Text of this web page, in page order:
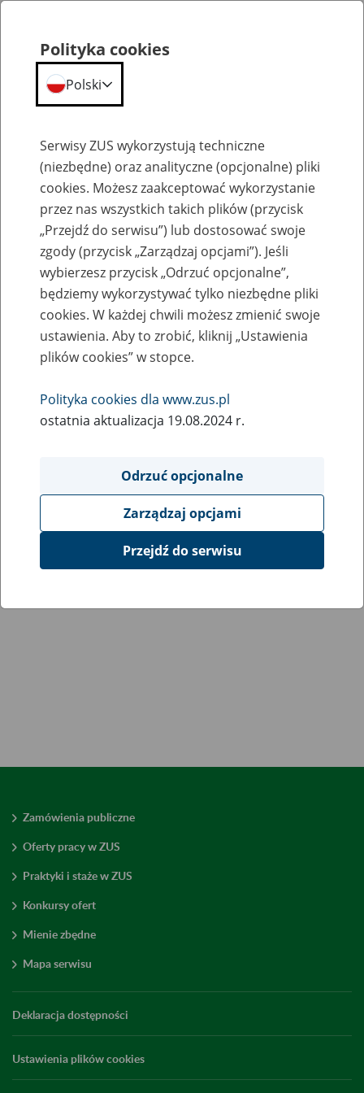
Kalendarium
Zamówienia publiczne
Oferty pracy w ZUS
Praktyki i staże w ZUS
Konkursy ofert
Mienie zbędne
Mapa serwisu
Deklaracja dostępności
Ustawienia plików cookies
Polityka cookies
Polski
Serwisy ZUS wykorzystują techniczne
(niezbędne) oraz analityczne (opcjonalne) pliki
cookies. Możesz zaakceptować wykorzystanie
przez nas wszystkich takich plików (przycisk
„Przejdź do serwisu”) lub dostosować swoje
zgody (przycisk „Zarządzaj opcjami”). Jeśli
wybierzesz przycisk „Odrzuć opcjonalne”,
będziemy wykorzystywać tylko niezbędne pliki
cookies. W każdej chwili możesz zmienić swoje
ustawienia. Aby to zrobić, kliknij „Ustawienia
plików cookies” w stopce.
Polityka cookies dla www.zus.pl
ostatnia aktualizacja 19.08.2024 r.
Odrzuć opcjonalne
Zarządzaj opcjami
Przejdź do serwisu